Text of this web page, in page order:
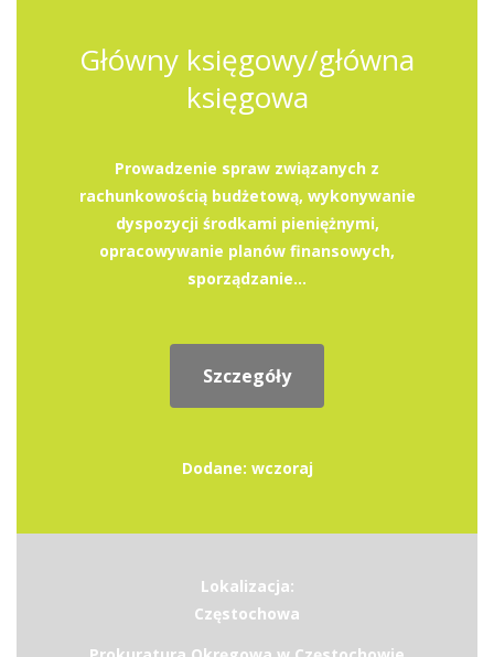
Główny księgowy/główna
księgowa
Prowadzenie spraw związanych z
rachunkowością budżetową, wykonywanie
dyspozycji środkami pieniężnymi,
opracowywanie planów finansowych,
sporządzanie...
Szczegóły
Dodane: wczoraj
Lokalizacja:
Częstochowa